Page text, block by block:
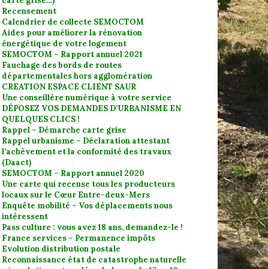
Recensement
Calendrier de collecte SEMOCTOM
Aides pour améliorer la rénovation
énergétique de votre logement
SEMOCTOM – Rapport annuel 2021
Fauchage des bords de routes
départementales hors agglomération
CREATION ESPACE CLIENT SAUR
Une conseillère numérique à votre service
DÉPOSEZ VOS DEMANDES D’URBANISME EN
QUELQUES CLICS !
Rappel – Démarche carte grise
Rappel urbanisme – Déclaration attestant
l’achèvement et la conformité des travaux
(Daact)
SEMOCTOM – Rapport annuel 2020
Une carte qui recense tous les producteurs
locaux sur le Cœur Entre-deux-Mers
Enquête mobilité – Vos déplacements nous
intéressent
Pass culture : vous avez 18 ans, demandez-le !
France services – Permanence impôts
Evolution distribution postale
Reconnaissance état de catastrophe naturelle